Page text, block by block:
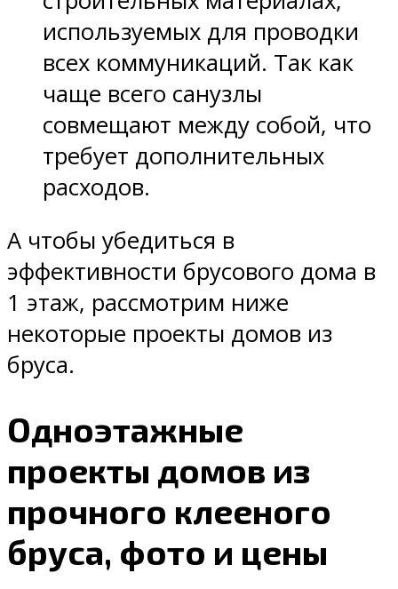
используемых для проводки
всех коммуникаций. Так как
чаще всего санузлы
совмещают между собой, что
требует дополнительных
расходов.
А чтобы убедиться в
эффективности брусового дома в
1 этаж, рассмотрим ниже
некоторые проекты домов из
бруса.
Одноэтажные
проекты домов из
прочного клееного
бруса, фото и цены